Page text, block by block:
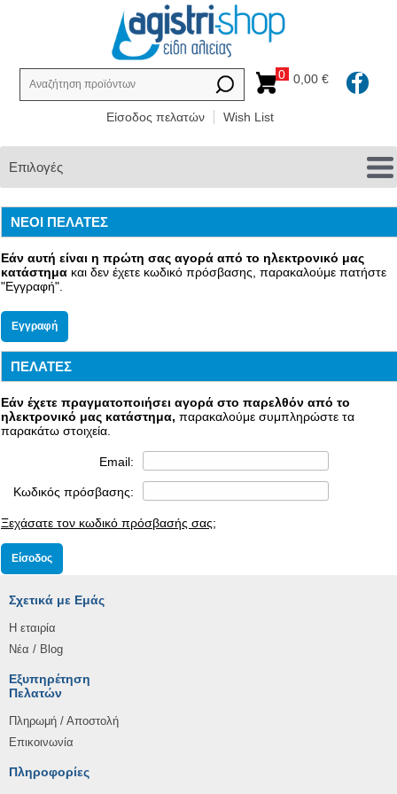
Είσοδος πελατών Wish List
0 0,00 €
Επιλογές
ΝΕΟΙ ΠΕΛΑΤΕΣ
Εάν αυτή είναι η πρώτη σας αγορά από το ηλεκτρονικό μας
κατάστημα και δεν έχετε κωδικό πρόσβασης, παρακαλούμε πατήστε
"Εγγραφή".
ΠΕΛΑΤΕΣ
Εάν έχετε πραγματοποιήσει αγορά στο παρελθόν από το
ηλεκτρονικό μας κατάστημα, παρακαλούμε συμπληρώστε τα
παρακάτω στοιχεία.
Email:
Κωδικός πρόσβασης:
Ξεχάσατε τον κωδικό πρόσβασής σας;
Σχετικά με Εμάς
Η εταιρία
Νέα / Blog
Εξυπηρέτηση
Πελατών
Πληρωμή / Αποστολή
Επικοινωνία
Πληροφορίες